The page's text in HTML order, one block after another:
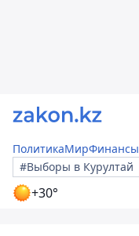
ПолитикаМирФинансы
#Выборы в Курултай
+30°